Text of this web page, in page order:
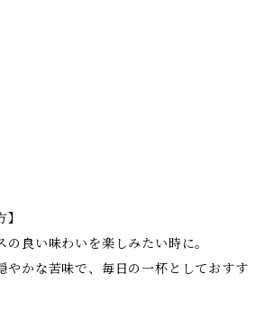
の良い味わいを楽しみたい時に。
やかな苦味で、毎日の一杯としておすす